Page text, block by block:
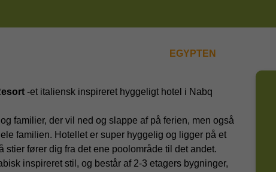
EGYPTEN
-et italiensk inspireret hyggeligt hotel i Nabq
familier, der vil ned og slappe af på ferien, men også
familien. Hotellet er super hyggelig og ligger på et
stier fører dig fra det ene poolområde til det andet.
inspireret stil, og består af 2-3 etagers bygninger,